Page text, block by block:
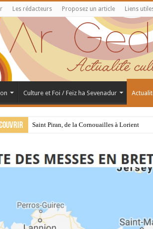
Les rédacteurs Proposez un article Liens
Culture et Foi / Feiz ha Sevenadur
Saint Piran, de la Cornouailles à Lorient